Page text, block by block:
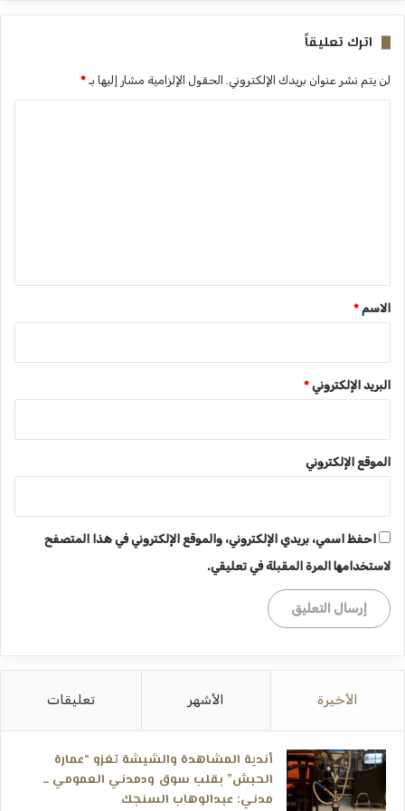
اترك تعليقاً
لن يتم نشر عنوان بريدك الإلكتروني. الحقول الإلزامية مشار إليها بـ *
*
الاسم *
البريد الإلكتروني *
الموقع الإلكتروني
احفظ اسمي، بريدي الإلكتروني، والموقع الإلكتروني في هذا المتصفح
لاستخدامها المرة المقبلة في تعليقي.
الأخيرة الأشهر تعليقات
أندية المشاهدة والشيشة تغزو “عمارة
الحبش” بقلب سوق ودمدني العمومي ــ
مدني: عبدالوهاب السنجك